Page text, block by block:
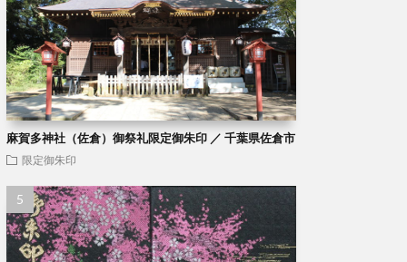
麻賀多神社（佐倉）御祭礼限定御朱印 ／ 千葉県佐倉市
限定御朱印